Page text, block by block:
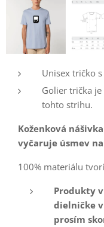
Unisex tričko
Golier trička
tohto strihu.
Koženková
vyčaruje úsmev
100% materiálu
Produkty
dielničke
prosím